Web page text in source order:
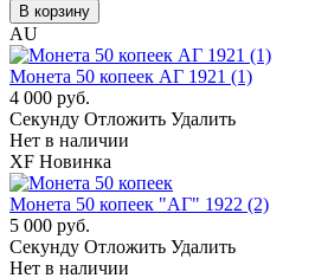
В корзину
AU
Монета 50 копеек АГ 1921 (1)
4 000 руб.
Cекунду Отложить Удалить
Нет в наличии
XF Новинка
Монета 50 копеек "АГ" 1922 (2)
5 000 руб.
Cекунду Отложить Удалить
Нет в наличии